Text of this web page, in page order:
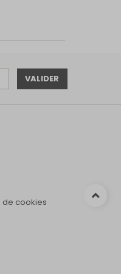
VALIDER
de cookies